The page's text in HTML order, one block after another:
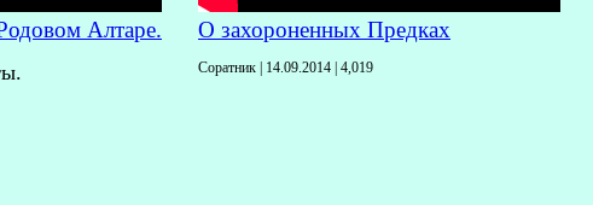
Алтаре. О захороненных Предках
Соратник | 14.09.2014 | 4,019